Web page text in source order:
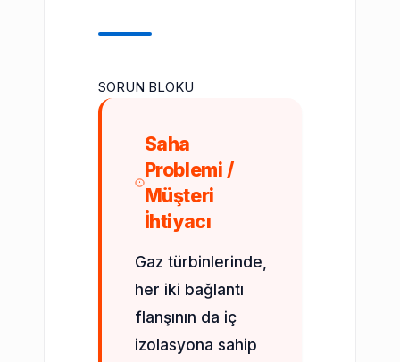
SORUN BLOKU
Saha
Problemi /
Müşteri
İhtiyacı
Gaz türbinlerinde,
her iki bağlantı
flanşının da iç
izolasyona sahip